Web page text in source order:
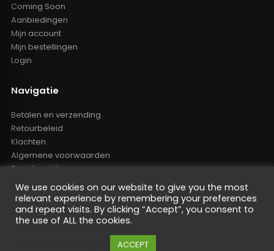
Coming Soon
Aanbiedingen
Mijn account
Mijn bestellingen
Login
Navigatie
Betalen en verzending
Retourbeleid
Klachten
Algemene voorwaarden
Resellers inlog
Reseller worden
Privacy Policy
Powered by Nano Web
We use cookies on our website to give you the most
relevant experience by remembering your preferences
and repeat visits. By clicking “Accept”, you consent to
the use of ALL the cookies.
ACCEPT
De waardering van oem-tuning.nl bij